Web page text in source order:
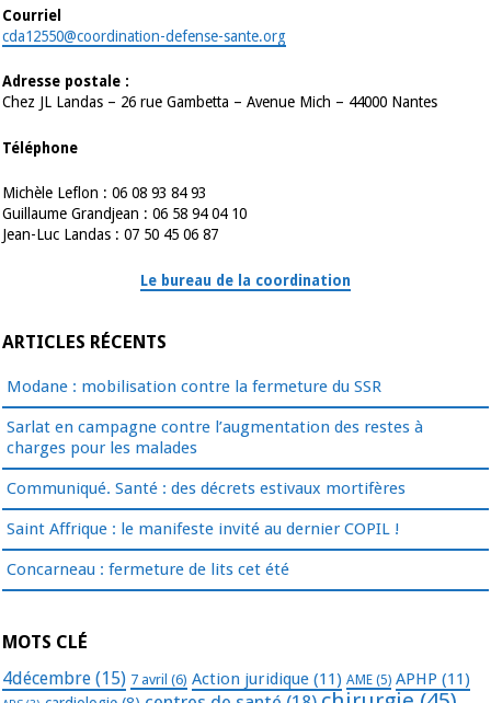
Courriel
cda12550@coordination-defense-sante.org
Adresse postale :
Chez JL Landas – 26 rue Gambetta – Avenue Mich – 44000 Nantes
Téléphone
Michèle Leflon : 06 08 93 84 93
Guillaume Grandjean : 06 58 94 04 10
Jean-Luc Landas : 07 50 45 06 87
Le bureau de la coordination
ARTICLES RÉCENTS
Modane : mobilisation contre la fermeture du SSR
Sarlat en campagne contre l’augmentation des restes à
charges pour les malades
Communiqué. Santé : des décrets estivaux mortifères
Saint Affrique : le manifeste invité au dernier COPIL !
Concarneau : fermeture de lits cet été
MOTS CLÉ
4décembre (15) 7 avril (6) Action juridique (11) AME (5) APHP (11)